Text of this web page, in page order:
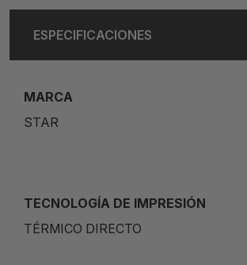
ESPECIFICACIONES
MARCA
STAR
TECNOLOGÍA DE IMPRESIÓN
TÉRMICO DIRECTO